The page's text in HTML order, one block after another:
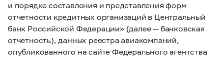
и порядке составления и представления форм
отчетности кредитных организаций в Центральный
банк Российской Федерации» (далее — банковская
отчетность), данных реестра авиакомпаний,
опубликованного на сайте Федерального агентства